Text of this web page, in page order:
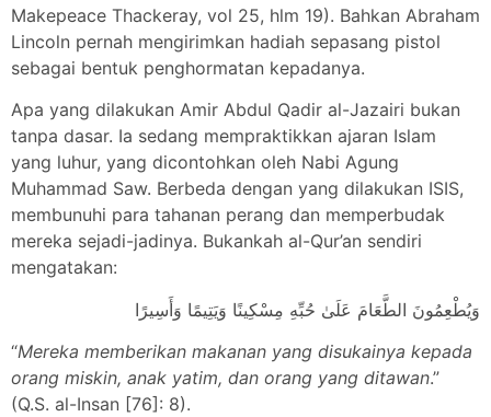
Makepeace Thackeray, vol 25, hlm 19). Bahkan Abraham
Lincoln pernah mengirimkan hadiah sepasang pistol
sebagai bentuk penghormatan kepadanya.
Apa yang dilakukan Amir Abdul Qadir al-Jazairi bukan
tanpa dasar. Ia sedang mempraktikkan ajaran Islam
yang luhur, yang dicontohkan oleh Nabi Agung
Muhammad Saw. Berbeda dengan yang dilakukan ISIS,
membunuhi para tahanan perang dan memperbudak
mereka sejadi-jadinya. Bukankah al-Qur’an sendiri
mengatakan:
وَيُطْعِمُونَ الطَّعَامَ عَلَىٰ حُبِّهِ مِسْكِينًا وَيَتِيمًا وَأَسِيرًا
“Mereka memberikan makanan yang disukainya kepada
orang miskin, anak yatim, dan orang yang ditawan.”
(Q.S. al-Insan [76]: 8).